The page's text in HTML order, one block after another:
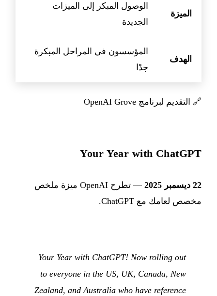
الميزة
الوصول المبكر إلى الميزات
الجديدة
الهدف
المؤسسون في المراحل المبكرة
جدًا
🔗 التقديم لبرنامج OpenAI Grove
Your Year with ChatGPT
22 ديسمبر 2025
— تطرح OpenAI ميزة ملخص
مخصص لعامك مع ChatGPT.
Your Year with ChatGPT! Now rolling out
to everyone in the US, UK, Canada, New
Zealand, and Australia who have reference